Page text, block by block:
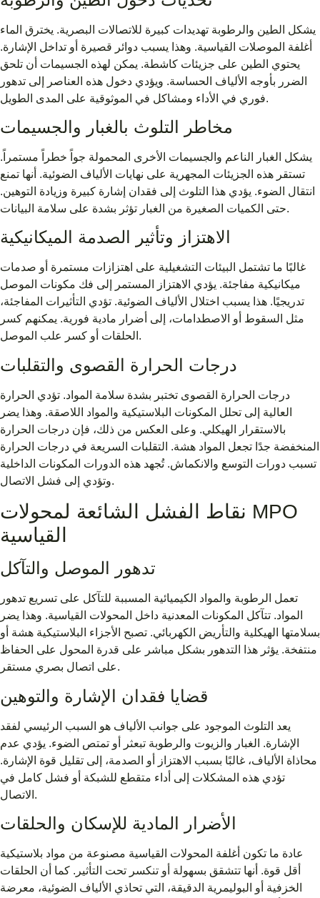
يشكل الطين والرطوبة تهديدات كبيرة للاتصالات البصرية. يخترق الماء
أغلفة الموصلات القياسية. وهذا يسبب دوائر قصيرة أو تداخل الإشارة.
يحتوي الطين على جزيئات كاشطة. يمكن لهذه الجسيمات أن تلحق
الضرر بأوجه الألياف الحساسة. ويؤدي دخول هذه العناصر إلى تدهور
فوري في الأداء ومشاكل في الموثوقية على المدى الطويل.
مخاطر التلوث بالغبار والجسيمات
يشكل الغبار الناعم والجسيمات الأخرى المحمولة جواً خطراً مستمراً.
تستقر هذه الجزيئات المجهرية على نهايات الألياف الضوئية. أنها تمنع
انتقال الضوء. يؤدي هذا التلوث إلى فقدان إشارة كبيرة وزيادة التوهين.
حتى الكميات الصغيرة من الغبار تؤثر بشدة على سلامة البيانات.
الاهتزاز وتأثير الصدمة الميكانيكية
غالبًا ما تشتمل البيئات التشغيلية على اهتزازات مستمرة أو صدمات
ميكانيكية مفاجئة. يؤدي الاهتزاز المستمر إلى فك مكونات الموصل
تدريجيًا. هذا يسبب اختلال الألياف الضوئية. تؤدي التأثيرات المفاجئة،
مثل السقوط أو الاصطدامات، إلى أضرار مادية فورية. يمكنهم كسر
الحلقات أو كسر علب الموصل.
درجات الحرارة القصوى والتقلبات
درجات الحرارة القصوى تختبر بشدة سلامة المواد. تؤدي الحرارة
العالية إلى تحلل المكونات البلاستيكية والمواد اللاصقة. وهذا يضر
بالاستقرار الهيكلي. وعلى العكس من ذلك، فإن درجات الحرارة
المنخفضة جدًا تجعل المواد هشة. التقلبات السريعة في درجات الحرارة
تسبب دورات التوسع والانكماش. تُجهد هذه الدورات المكونات الداخلية
وتؤدي إلى فشل الاتصال.
نقاط الفشل الشائعة لمحولات MPO
تدهور الموصل والتآكل
تعمل الرطوبة والمواد الكيميائية المسببة للتآكل على تسريع تدهور
المواد. تتآكل المكونات المعدنية داخل المحولات القياسية. وهذا يضر
بسلامتها الهيكلية والتأريض الكهربائي. تصبح الأجزاء البلاستيكية هشة أو
منتفخة. يؤثر هذا التدهور بشكل مباشر على قدرة المحول على الحفاظ
على اتصال بصري مستقر.
قضايا فقدان الإشارة والتوهين
يعد التلوث الموجود على جوانب الألياف هو السبب الرئيسي لفقد
الإشارة. الغبار والزيوت والرطوبة تبعثر أو تمتص الضوء. يؤدي عدم
محاذاة الألياف، غالبًا بسبب الاهتزاز أو الصدمة، إلى تقليل قوة الإشارة.
تؤدي هذه المشكلات إلى أداء متقطع للشبكة أو فشل كامل في
الاتصال.
الأضرار المادية للإسكان والحلقات
عادة ما تكون أغلفة المحولات القياسية مصنوعة من مواد بلاستيكية
أقل قوة. أنها تتشقق بسهولة أو تنكسر تحت التأثير. كما أن الحلقات
الخزفية أو البوليمرية الدقيقة، التي تحاذي الألياف الضوئية، معرضة